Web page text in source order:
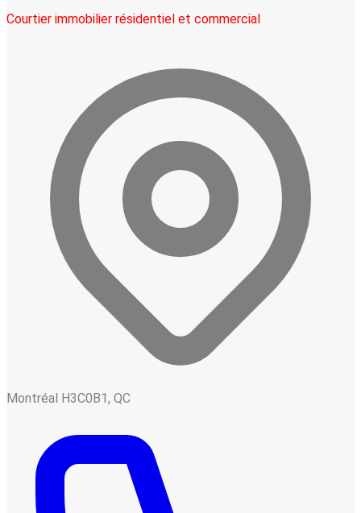
Courtier immobilier résidentiel et commercial
Montréal H3C0B1, QC